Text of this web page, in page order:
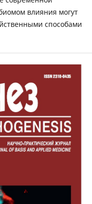
влияния могут
способами